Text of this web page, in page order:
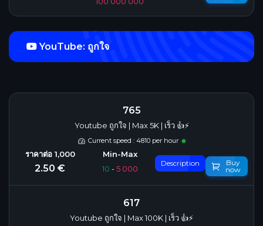
YouTube: ถูกใจ
765
Youtube ถูกใจ | Max 5K | เร็ว 👍⚡
Current speed : 4810 per hour
2.50 € 10 -5 000
Description
Buy
now
617
Youtube ถูกใจ | Max 100K | เร็ว 👍⚡